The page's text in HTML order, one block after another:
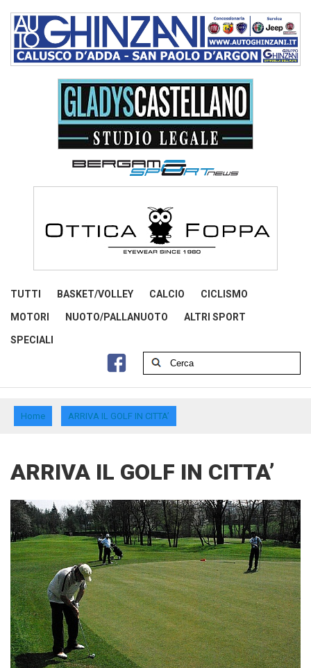
TUTTI BASKET/VOLLEY CALCIO CICLISMO
MOTORI NUOTO/PALLANUOTO ALTRI SPORT
SPECIALI
Home ARRIVA IL GOLF IN CITTA’
ARRIVA IL GOLF IN CITTA’